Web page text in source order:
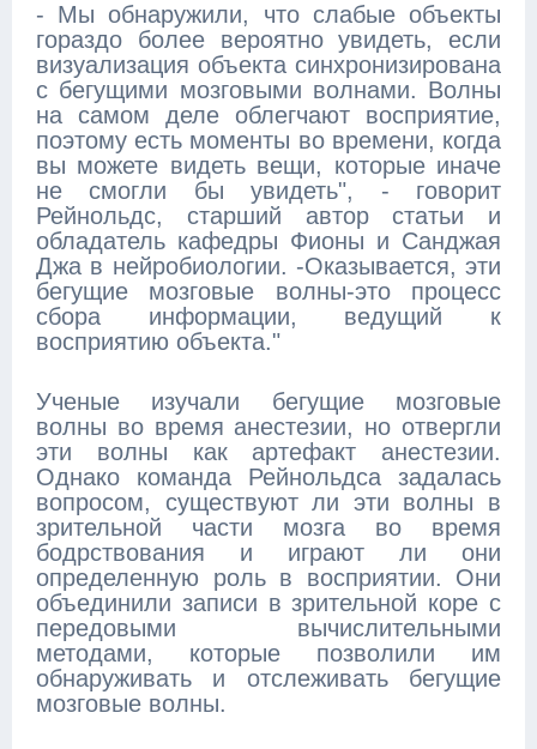
- Мы обнаружили, что слабые объекты
гораздо более вероятно увидеть, если
визуализация объекта синхронизирована
с бегущими мозговыми волнами. Волны
на самом деле облегчают восприятие,
поэтому есть моменты во времени, когда
вы можете видеть вещи, которые иначе
не смогли бы увидеть", - говорит
Рейнольдс, старший автор статьи и
обладатель кафедры Фионы и Санджая
Джа в нейробиологии. -Оказывается, эти
бегущие мозговые волны-это процесс
сбора информации, ведущий к
восприятию объекта."
Ученые изучали бегущие мозговые
волны во время анестезии, но отвергли
эти волны как артефакт анестезии.
Однако команда Рейнольдса задалась
вопросом, существуют ли эти волны в
зрительной части мозга во время
бодрствования и играют ли они
определенную роль в восприятии. Они
объединили записи в зрительной коре с
передовыми вычислительными
методами, которые позволили им
обнаруживать и отслеживать бегущие
мозговые волны.